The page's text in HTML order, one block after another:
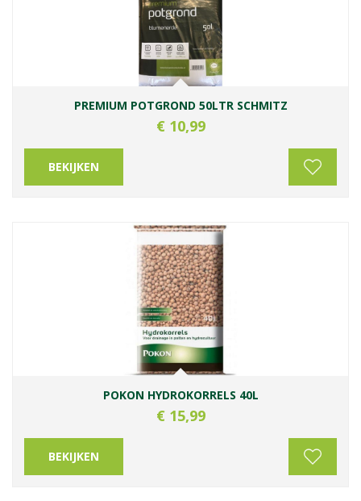
PREMIUM POTGROND 50LTR SCHMITZ
€ 10,99
BEKIJKEN
POKON HYDROKORRELS 40L
€ 15,99
BEKIJKEN